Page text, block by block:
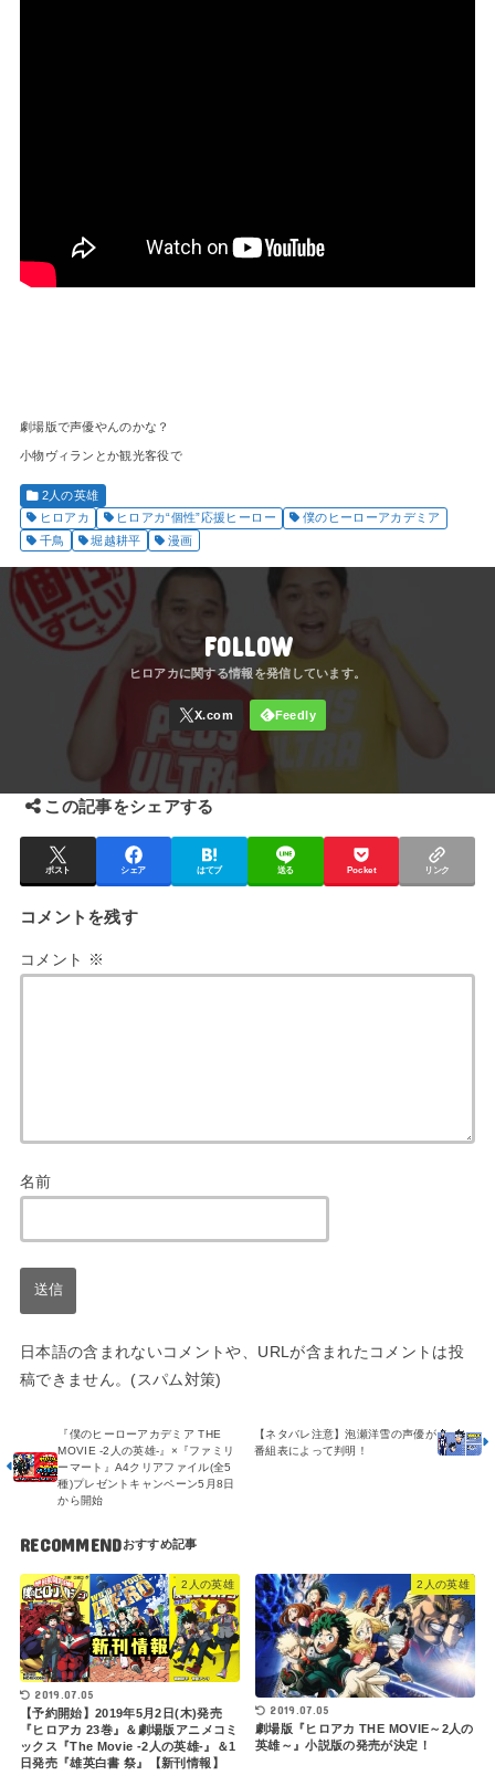
劇場版で声優やんのかな？
小物ヴィランとか観光客役で
2人の英雄
ヒロアカ
ヒロアカ“個性”応援ヒーロー
僕のヒーローアカデミア
千鳥
堀越耕平 漫画
FOLLOW
この記事をシェアする
ポスト シェア はてブ 送る Pocket リンク
コメントを残す
コメント ※
名前
日本語の含まれないコメントや、URLが含まれたコメントは投
稿できません。(スパム対策)
【ネタバレ注意】泡瀬洋雪の声優が
番組表によって判明！
『僕のヒーローアカデミア THE
MOVIE -2人の英雄-』×『ファミリ
ーマート』A4クリアファイル(全5
種)プレゼントキャンペーン5月8日
から開始
RECOMMEND
2人の英雄
2019.07.05
【予約開始】2019年5月2日(木)発売
『ヒロアカ 23巻』＆劇場版アニメコミ
ックス『The Movie -2人の英雄-』＆1
日発売『雄英白書 祭』【新刊情報】
2人の英雄
2019.07.05
劇場版『ヒロアカ THE MOVIE～2人の
英雄～』小説版の発売が決定！